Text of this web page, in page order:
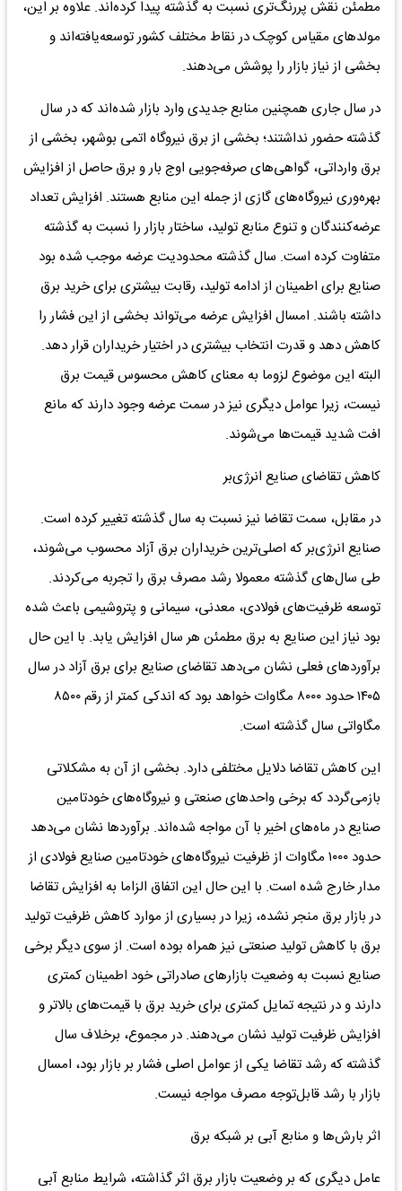
مطمئن نقش پررنگ‌تری نسبت به گذشته پیدا کرده‌اند. علاوه بر این،
مولدهای مقیاس کوچک در نقاط مختلف کشور توسعه‌یافته‌اند و
بخشی از نیاز بازار را پوشش می‌دهند.
در سال جاری همچنین منابع جدیدی وارد بازار شده‌اند که در سال
گذشته حضور نداشتند؛ بخشی از برق نیروگاه اتمی بوشهر، بخشی از
برق وارداتی، گواهی‌های صرفه‌جویی اوج بار و برق حاصل از افزایش
بهره‌وری نیروگاه‌های گازی از جمله این منابع هستند. افزایش تعداد
عرضه‌کنندگان و تنوع منابع تولید، ساختار بازار را نسبت به گذشته
متفاوت کرده است. سال گذشته محدودیت عرضه موجب شده بود
صنایع برای اطمینان از ادامه تولید، رقابت بیشتری برای خرید برق
داشته باشند. امسال افزایش عرضه می‌تواند بخشی از این فشار را
کاهش دهد و قدرت انتخاب بیشتری در اختیار خریداران قرار دهد.
البته این موضوع لزوما به معنای کاهش محسوس قیمت برق
نیست، زیرا عوامل دیگری نیز در سمت عرضه وجود دارند که مانع
افت شدید قیمت‌ها می‌شوند.
کاهش تقاضای صنایع انرژی‌بر
در مقابل، سمت تقاضا نیز نسبت به سال گذشته تغییر کرده است.
صنایع انرژی‌بر که اصلی‌ترین خریداران برق آزاد محسوب می‌شوند،
طی سال‌های گذشته معمولا رشد مصرف برق را تجربه می‌کردند.
توسعه ظرفیت‌های فولادی، معدنی، سیمانی و پتروشیمی باعث شده
بود نیاز این صنایع به برق مطمئن هر سال افزایش یابد. با این حال
برآوردهای فعلی نشان می‌دهد تقاضای صنایع برای برق آزاد در سال
۱۴۰۵ حدود ۸۰۰۰ مگاوات خواهد بود که اندکی کمتر از رقم ۸۵۰۰
مگاواتی سال گذشته است.
این کاهش تقاضا دلایل مختلفی دارد. بخشی از آن به مشکلاتی
بازمی‌گردد که برخی واحدهای صنعتی و نیروگاه‌های خودتامین
صنایع در ماه‌های اخیر با آن مواجه شده‌اند. برآوردها نشان می‌دهد
حدود ۱۰۰۰ مگاوات از ظرفیت نیروگاه‌های خودتامین صنایع فولادی از
مدار خارج شده است. با این حال این اتفاق الزاما به افزایش تقاضا
در بازار برق منجر نشده، زیرا در بسیاری از موارد کاهش ظرفیت تولید
برق با کاهش تولید صنعتی نیز همراه بوده است. از سوی دیگر برخی
صنایع نسبت به وضعیت بازارهای صادراتی خود اطمینان کمتری
دارند و در نتیجه تمایل کمتری برای خرید برق با قیمت‌های بالاتر و
افزایش ظرفیت تولید نشان می‌دهند. در مجموع، برخلاف سال
گذشته که رشد تقاضا یکی از عوامل اصلی فشار بر بازار بود، امسال
بازار با رشد قابل‌توجه مصرف مواجه نیست.
اثر بارش‌ها و منابع آبی بر شبکه برق
عامل دیگری که بر وضعیت بازار برق اثر گذاشته، شرایط منابع آبی